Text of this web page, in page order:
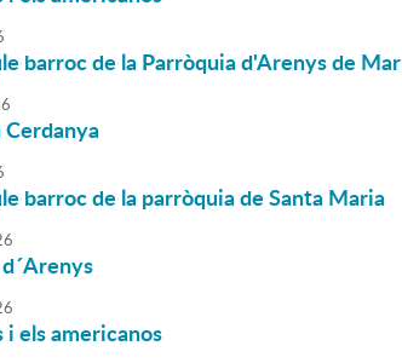
barroc de la Parròquia d'Arenys de Mar
Cerdanya
barroc de la parròquia de Santa Maria
els americanos